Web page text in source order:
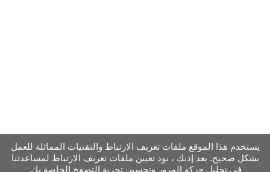
يستخدم هذا الموقع ملفات تعريف الارتباط والتقنيات المماثلة للعمل
بشكل صحيح. بعد إذنك ، نود تعيين ملفات تعريف الارتباط لمساعدتنا
في تحليل حركة المرور وتحسين تجربة التصفح الخاصة بك.